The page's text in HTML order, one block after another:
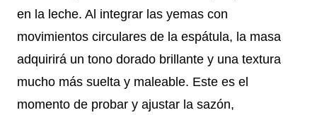
en la leche. Al integrar las yemas con
movimientos circulares de la espátula, la masa
adquirirá un tono dorado brillante y una textura
mucho más suelta y maleable. Este es el
momento de probar y ajustar la sazón,